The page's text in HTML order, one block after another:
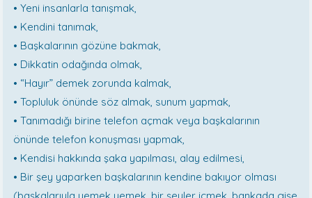
• Yeni insanlarla tanışmak,
• Kendini tanımak,
• Başkalarının gözüne bakmak,
• Dikkatin odağında olmak,
• “Hayır” demek zorunda kalmak,
• Topluluk önünde söz almak, sunum yapmak,
• Tanımadığı birine telefon açmak veya başkalarının
önünde telefon konuşması yapmak,
• Kendisi hakkında şaka yapılması, alay edilmesi,
• Bir şey yaparken başkalarının kendine bakıyor olması